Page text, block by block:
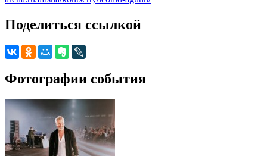
Поделиться ссылкой
Фотографии события